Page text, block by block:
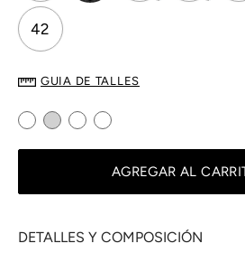
42
GUIA DE TALLES
AGREGAR AL
DETALLES Y COMPOSICIÓN